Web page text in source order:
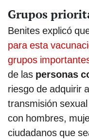
Grupos
Benites explicó
para esta
grupos
de las personas
riesgo de adquirir
transmisión
con hombres,
ciudadanos que